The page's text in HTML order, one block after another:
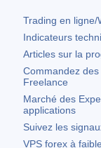
Trading en ligne/
Indicateurs
Articles sur la
Commandez
Freelance
Marché des
applications
Suivez les
VPS forex à